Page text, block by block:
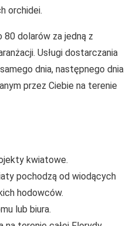
orchidei.
80 dolarów za jedną z
Usługi dostarczania
dnia, następnego dnia
przez Ciebie na terenie
kwiatowe.
pochodzą od wiodących
hodowców.
lub biura.